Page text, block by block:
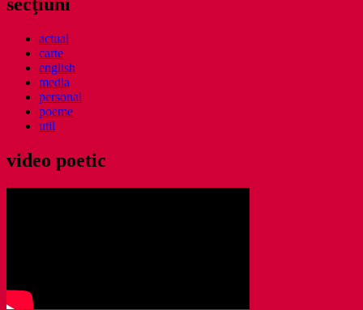
actual
carte
english
media
personal
poeme
util
video poetic